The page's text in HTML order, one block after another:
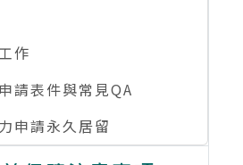
作
請表件與常見QA
申請永久居留